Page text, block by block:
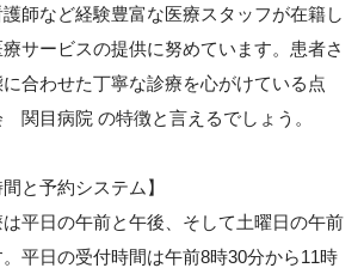
師など経験豊富な医療スタッフが在籍し
サービスの提供に努めています。患者さ
合わせた丁寧な診療を心がけている点
関目病院 の特徴と言えるでしょう。
と予約システム】
平日の午前と午後、そして土曜日の午前
平日の受付時間は午前8時30分から11時